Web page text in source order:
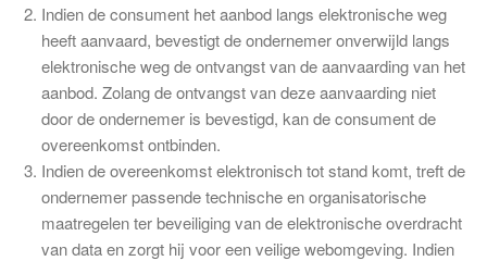
Indien de consument het aanbod langs elektronische weg
heeft aanvaard, bevestigt de ondernemer onverwijld langs
elektronische weg de ontvangst van de aanvaarding van het
aanbod. Zolang de ontvangst van deze aanvaarding niet
door de ondernemer is bevestigd, kan de consument de
overeenkomst ontbinden.
Indien de overeenkomst elektronisch tot stand komt, treft de
ondernemer passende technische en organisatorische
maatregelen ter beveiliging van de elektronische overdracht
van data en zorgt hij voor een veilige webomgeving. Indien